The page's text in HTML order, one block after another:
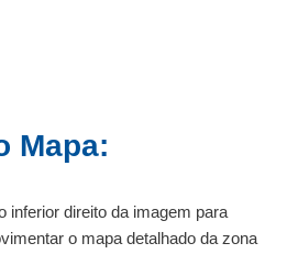
Mapa:
inferior direito da imagem para
o mapa detalhado da zona